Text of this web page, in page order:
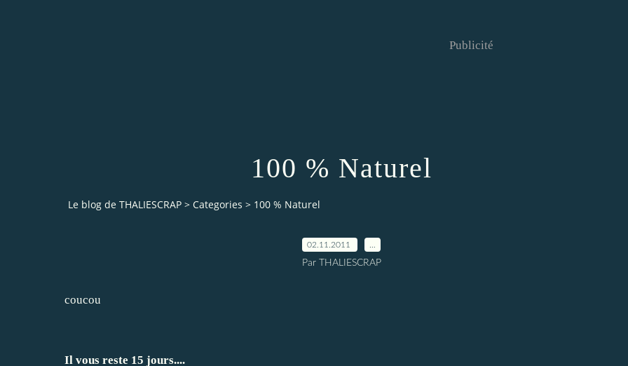
Publicité
100 % Naturel
Le blog de THALIESCRAP > Categories > 100 % Naturel
02.11.2011
Par THALIESCRAP
coucou
Il vous reste 15 jours....